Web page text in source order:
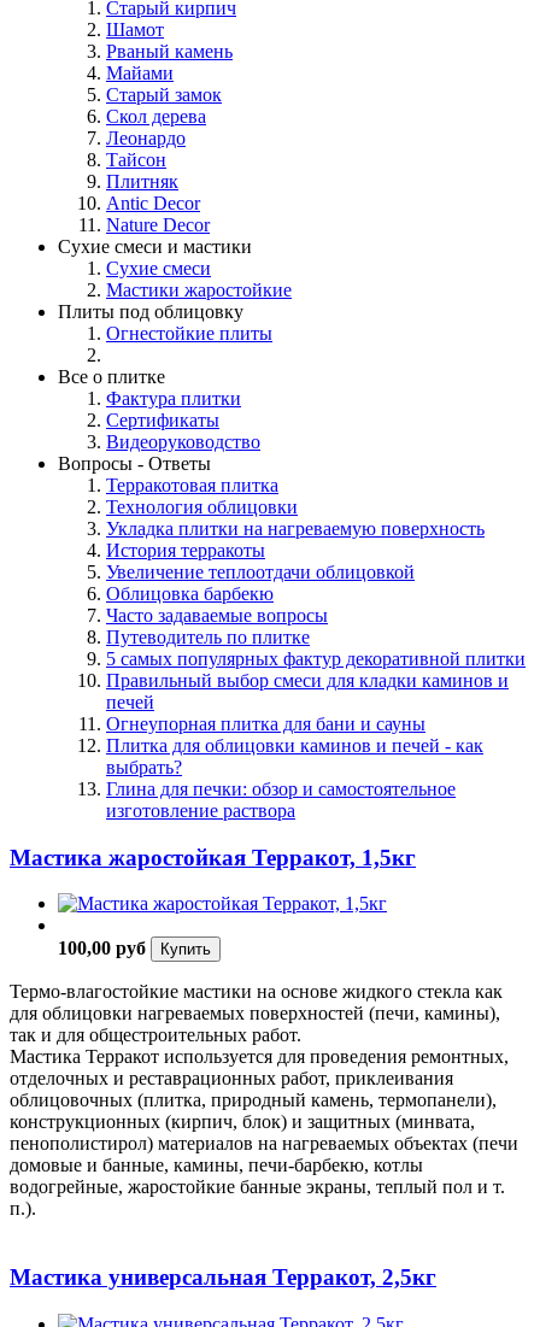
Старый кирпич
Шамот
Рваный камень
Майами
Старый замок
Скол дерева
Леонардо
Тайсон
Плитняк
Antic Decor
Nature Decor
Сухие смеси и мастики
Сухие смеси
Мастики жаростойкие
Плиты под облицовку
Огнестойкие плиты
Все о плитке
Фактура плитки
Сертификаты
Видеоруководство
Вопросы - Ответы
Терракотовая плитка
Технология облицовки
Укладка плитки на нагреваемую поверхность
История терракоты
Увеличение теплоотдачи облицовкой
Облицовка барбекю
Часто задаваемые вопросы
Путеводитель по плитке
5 самых популярных фактур декоративной плитки
Правильный выбор смеси для кладки каминов и
печей
Огнеупорная плитка для бани и сауны
Плитка для облицовки каминов и печей - как
выбрать?
Глина для печки: обзор и самостоятельное
изготовление раствора
Мастика жаростойкая Терракот, 1,5кг
100,00 руб Купить
Термо-влагостойкие мастики на основе жидкого стекла как
для облицовки нагреваемых поверхностей (печи, камины),
так и для общестроительных работ.
Мастика Терракот используется для проведения ремонтных,
отделочных и реставрационных работ, приклеивания
облицовочных (плитка, природный камень, термопанели),
конструкционных (кирпич, блок) и защитных (минвата,
пенополистирол) материалов на нагреваемых объектах (печи
домовые и банные, камины, печи-барбекю, котлы
водогрейные, жаростойкие банные экраны, теплый пол и т.
п.).
Мастика универсальная Терракот, 2,5кг